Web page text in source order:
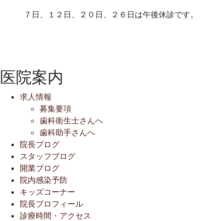
７日、１２日、２０日、２６日は午後休診です。
医院案内
求人情報
募集要項
歯科衛生士さんへ
歯科助手さんへ
院長ブログ
スタッフブログ
開業ブログ
院内感染予防
キッズコーナー
院長プロフィール
診療時間・アクセス